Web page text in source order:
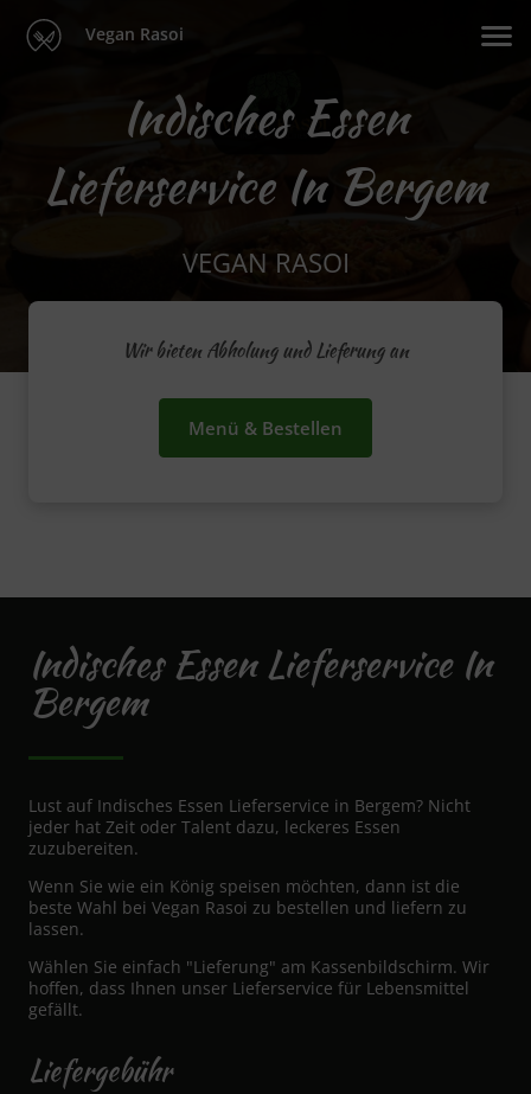
Vegan Rasoi
Indisches Essen
Lieferservice In Bergem
VEGAN RASOI
Wir bieten Abholung und Lieferung an
Menü & Bestellen
Indisches Essen Lieferservice In
Bergem
Lust auf Indisches Essen Lieferservice in Bergem? Nicht
jeder hat Zeit oder Talent dazu, leckeres Essen
zuzubereiten.
Wenn Sie wie ein König speisen möchten, dann ist die
beste Wahl bei Vegan Rasoi zu bestellen und liefern zu
lassen.
Wählen Sie einfach "Lieferung" am Kassenbildschirm. Wir
hoffen, dass Ihnen unser Lieferservice für Lebensmittel
gefällt.
Liefergebühr